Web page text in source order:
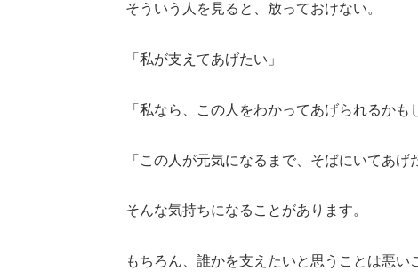
そういう人を見ると、放っておけない。
「私が支えてあげたい」
「私なら、この人をわかってあげられるかも
「この人が元気になるまで、そばにいてあげ
そんな気持ちになることがあります。
もちろん、誰かを支えたいと思うことは悪い